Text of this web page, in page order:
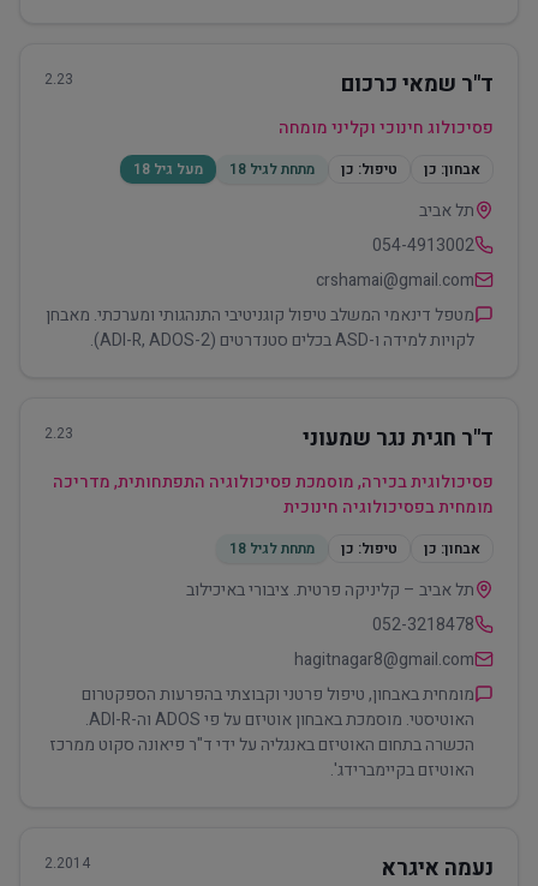
ד"ר שמאי כרכום 2.23
פסיכולוג חינוכי וקליני מומחה
אבחון: כן טיפול: כן מתחת לגיל 18 מעל גיל 18
תל אביב
054-4913002
crshamai@gmail.com
מטפל דינאמי המשלב טיפול קוגניטיבי התנהגותי ומערכתי. מאבחן
לקויות למידה ו-ASD בכלים סטנדרטים (ADI-R, ADOS-2).
ד"ר חגית נגר שמעוני 2.23
פסיכולוגית בכירה, מוסמכת פסיכולוגיה התפתחותית, מדריכה
מומחית בפסיכולוגיה חינוכית
אבחון: כן טיפול: כן מתחת לגיל 18
תל אביב – קליניקה פרטית. ציבורי באיכילוב
052-3218478
hagitnagar8@gmail.com
מומחית באבחון, טיפול פרטני וקבוצתי בהפרעות הספקטרום
האוטיסטי. מוסמכת באבחון אוטיזם על פי ADOS וה-ADI-R.
הכשרה בתחום האוטיזם באנגליה על ידי ד"ר פיאונה סקוט ממרכז
האוטיזם בקיימברידג'.
נעמה איגרא 2.2014